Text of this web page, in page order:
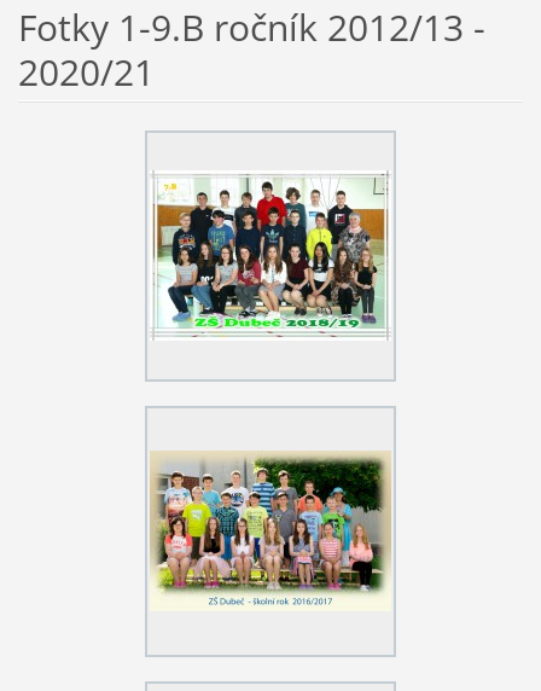
Fotky 1-9.B ročník 2012/13 -
2020/21